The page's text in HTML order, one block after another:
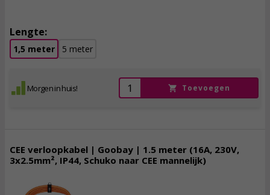
Lengte:
1,5 meter 5 meter
Morgen in huis! Toevoegen
CEE verloopkabel | Goobay | 1.5 meter (16A, 230V,
3x2.5mm², IP44, Schuko naar CEE mannelijk)